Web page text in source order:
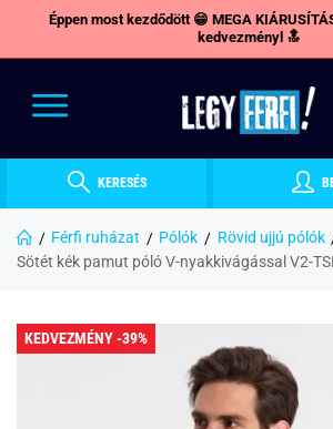
Éppen most kezdődött 😁 MEGA
kedvezményl 🔝
KERESÉS
Férfi ruházat Pólók
Rövid ujjú pólók
Sötét kék pamut póló V-nyakkivágással V2-
KEDVEZMÉNY -39%